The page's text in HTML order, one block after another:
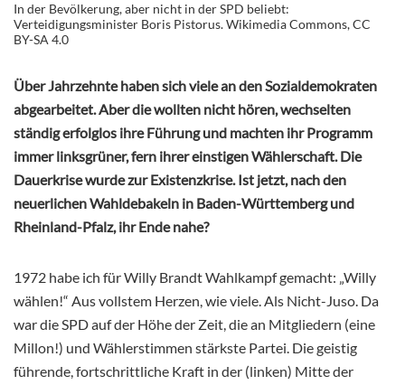
In der Bevölkerung, aber nicht in der SPD beliebt:
Verteidigungsminister Boris Pistorus. Wikimedia Commons, CC
BY-SA 4.0
Über Jahrzehnte haben sich viele an den Sozialdemokraten
abgearbeitet. Aber die wollten nicht hören, wechselten
ständig erfolglos ihre Führung und machten ihr Programm
immer linksgrüner, fern ihrer einstigen Wählerschaft. Die
Dauerkrise wurde zur Existenzkrise. Ist jetzt, nach den
neuerlichen Wahldebakeln in Baden-Württemberg und
Rheinland-Pfalz, ihr Ende nahe?
1972 habe ich für Willy Brandt Wahlkampf gemacht: „Willy
wählen!“ Aus vollstem Herzen, wie viele. Als Nicht-Juso. Da
war die SPD auf der Höhe der Zeit, die an Mitgliedern (eine
Millon!) und Wählerstimmen stärkste Partei. Die geistig
führende, fortschrittliche Kraft in der (linken) Mitte der